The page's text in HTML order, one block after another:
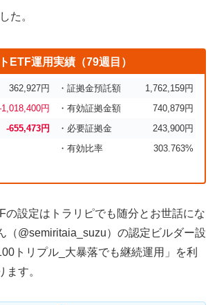
た。
ETF運用実績（79週目）
362,927円 ・証拠金預託額
1,762,159円
1,018,400円 ・有効証拠金額
740,879円
-655,473円 ・必要証拠金
243,900円
・有効比率
303.763%
の設定はトラリピでも随分とお世話にな
（@semiritaia_suzu）の認定ビルダー設
トリプル_大暴落でも継続運用」を利
ます。